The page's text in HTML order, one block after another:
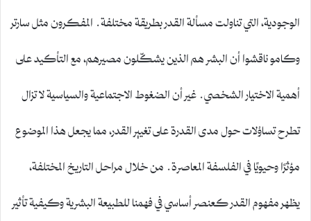
الوجودية، التي تناولت مسألة القدر بطريقة مختلفة. المفكرون مثل سارتر
وكامو ناقشوا أن البشر هم الذين يشكّلون مصيرهم، مع التأكيد على
أهمية الاختيار الشخصي. غير أن الضغوط الاجتماعية والسياسية لا تزال
تطرح تساؤلات حول مدى القدرة على تغيير القدر، مما يجعل هذا الموضوع
مؤثرًا وحيويًا في الفلسفة المعاصرة. من خلال مراحل التاريخ المختلفة،
يظهر مفهوم القدر كعنصر أساسي في فهمنا للطبيعة البشرية وكيفية تأثير